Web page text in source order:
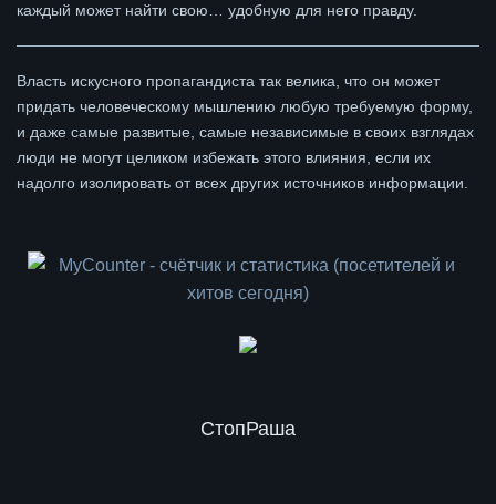
каждый может найти свою… удобную для него правду.
Власть искусного пропагандиста так велика, что он может
придать человеческому мышлению любую требуемую форму,
и даже самые развитые, самые независимые в своих взглядах
люди не могут целиком избежать этого влияния, если их
надолго изолировать от всех других источников информации.
СтопРаша